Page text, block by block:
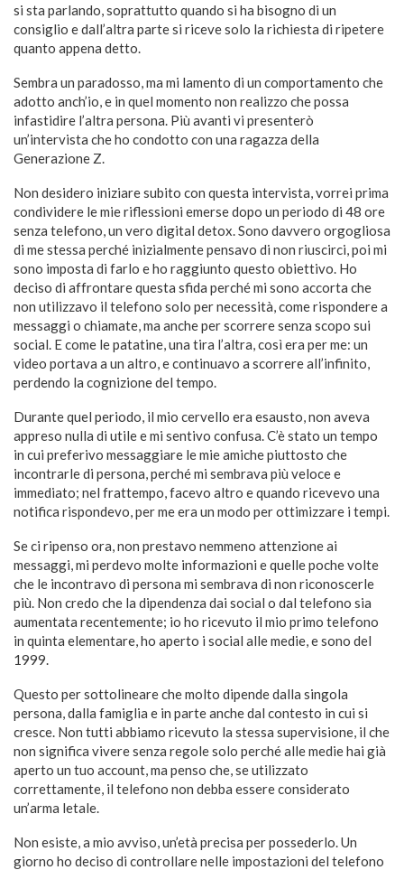
si sta parlando, soprattutto quando si ha bisogno di un
consiglio e dall’altra parte si riceve solo la richiesta di ripetere
quanto appena detto.
Sembra un paradosso, ma mi lamento di un comportamento che
adotto anch’io, e in quel momento non realizzo che possa
infastidire l’altra persona. Più avanti vi presenterò
un’intervista che ho condotto con una ragazza della
Generazione Z.
Non desidero iniziare subito con questa intervista, vorrei prima
condividere le mie riflessioni emerse dopo un periodo di 48 ore
senza telefono, un vero digital detox. Sono davvero orgogliosa
di me stessa perché inizialmente pensavo di non riuscirci, poi mi
sono imposta di farlo e ho raggiunto questo obiettivo. Ho
deciso di affrontare questa sfida perché mi sono accorta che
non utilizzavo il telefono solo per necessità, come rispondere a
messaggi o chiamate, ma anche per scorrere senza scopo sui
social. E come le patatine, una tira l’altra, così era per me: un
video portava a un altro, e continuavo a scorrere all’infinito,
perdendo la cognizione del tempo.
Durante quel periodo, il mio cervello era esausto, non aveva
appreso nulla di utile e mi sentivo confusa. C’è stato un tempo
in cui preferivo messaggiare le mie amiche piuttosto che
incontrarle di persona, perché mi sembrava più veloce e
immediato; nel frattempo, facevo altro e quando ricevevo una
notifica rispondevo, per me era un modo per ottimizzare i tempi.
Se ci ripenso ora, non prestavo nemmeno attenzione ai
messaggi, mi perdevo molte informazioni e quelle poche volte
che le incontravo di persona mi sembrava di non riconoscerle
più. Non credo che la dipendenza dai social o dal telefono sia
aumentata recentemente; io ho ricevuto il mio primo telefono
in quinta elementare, ho aperto i social alle medie, e sono del
1999.
Questo per sottolineare che molto dipende dalla singola
persona, dalla famiglia e in parte anche dal contesto in cui si
cresce. Non tutti abbiamo ricevuto la stessa supervisione, il che
non significa vivere senza regole solo perché alle medie hai già
aperto un tuo account, ma penso che, se utilizzato
correttamente, il telefono non debba essere considerato
un’arma letale.
Non esiste, a mio avviso, un’età precisa per possederlo. Un
giorno ho deciso di controllare nelle impostazioni del telefono